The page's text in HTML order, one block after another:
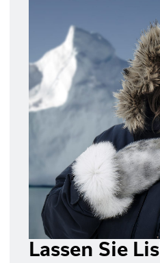
Lassen Sie